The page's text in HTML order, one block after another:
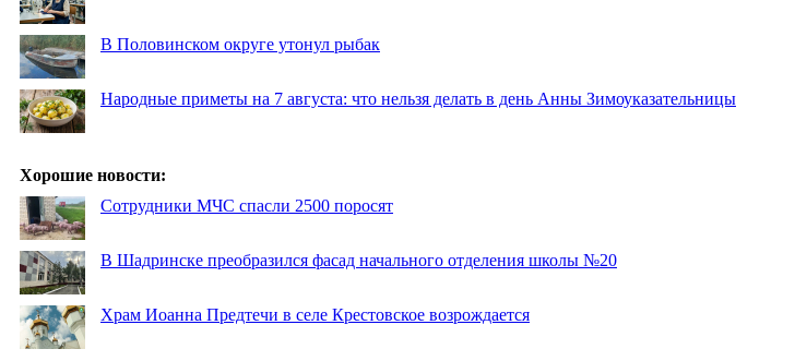
В Половинском округе утонул рыбак
Народные приметы на 7 августа: что нельзя делать в день Анны Зимоуказательницы
Хорошие новости:
Сотрудники МЧС спасли 2500 поросят
В Шадринске преобразился фасад начального отделения школы №20
Храм Иоанна Предтечи в селе Крестовское возрождается